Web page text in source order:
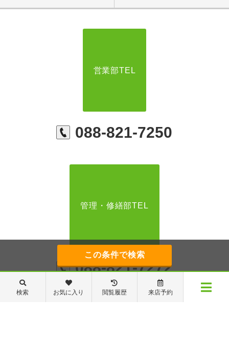
営業部TEL
088-821-7250
管理・修繕部TEL
088-821-7272
検索 お気に入り 閲覧履歴 来店予約